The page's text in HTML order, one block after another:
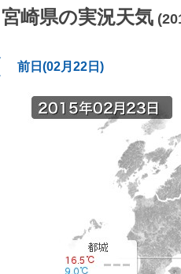
宮崎県の実況天気
前日(02月22日)